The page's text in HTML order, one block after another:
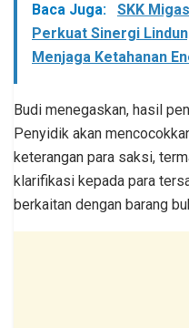
Baca Juga:
SKK
Perkuat Sinergi
Menjaga Ketahanan
Budi menegaskan, hasil
Penyidik akan
keterangan para saksi,
klarifikasi kepada para
berkaitan dengan barang